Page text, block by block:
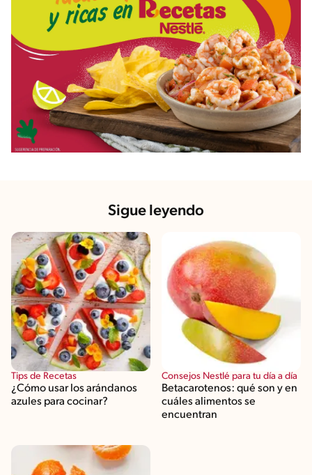
Sigue leyendo
Tips de Recetas
¿Cómo usar los arándanos
azules para cocinar?
Consejos Nestlé para tu día a día
Betacarotenos: qué son y en
cuáles alimentos se
encuentran